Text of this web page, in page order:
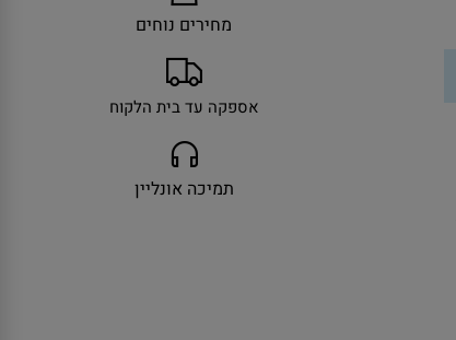
מחירים נוחים
אספקה עד בית הלקוח
תמיכה אונליין